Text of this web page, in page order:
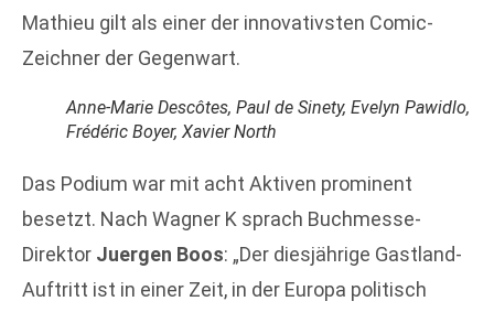
Mathieu gilt als einer der innovativsten Comic-
Zeichner der Gegenwart.
Anne-Marie Descôtes, Paul de Sinety, Evelyn Pawidlo,
Frédéric Boyer, Xavier North
Das Podium war mit acht Aktiven prominent
besetzt. Nach Wagner K sprach Buchmesse-
Direktor Juergen Boos: „Der diesjährige Gastland-
Auftritt ist in einer Zeit, in der Europa politisch